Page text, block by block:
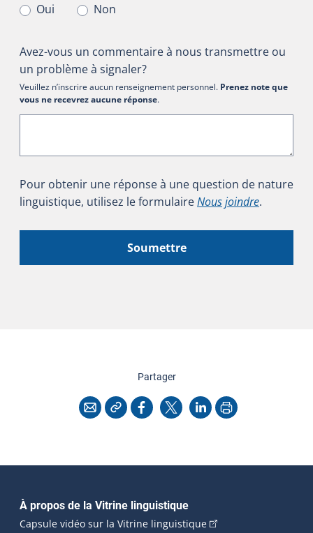
Oui
Non
Avez-vous un commentaire à nous transmettre ou
un problème à signaler?
Veuillez n’inscrire aucun renseignement personnel. Prenez note que
vous ne recevrez aucune réponse.
Pour obtenir une réponse à une question de nature
linguistique, utilisez le formulaireNous joindre.
Soumettre
Partagercette page
CourrielCopier l'adresse
Facebook
X LinkedInImprimer
Navigation principale
À propos de la Vitrine linguistique
Capsule vidéo sur la Vitrine linguistique(Cet hyperlien